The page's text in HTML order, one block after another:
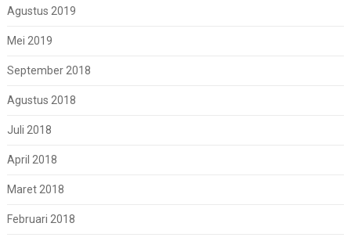
Agustus 2019
Mei 2019
September 2018
Agustus 2018
Juli 2018
April 2018
Maret 2018
Februari 2018